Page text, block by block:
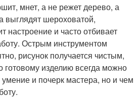
мнет, а не режет дерево, а
выглядят шероховатой,
настроение и часто отбивает
Острым инструментом
рисунок получается чистым,
изделию всегда можно
и почерк мастера, но и чем